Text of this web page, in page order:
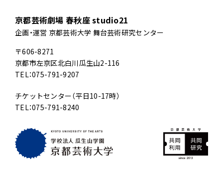
京都芸術劇場 春秋座 studio21
企画・運営 京都芸術大学 舞台芸術研究センター
〒606-8271
京都市左京区北白川瓜生山2-116
TEL：075-791-9207
チケットセンター（平日10-17時）
TEL：075-791-8240